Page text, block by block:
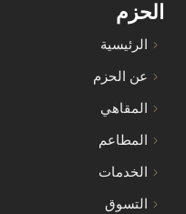
الحزم
الرئيسية
عن الحزم
المقاهي
المطاعم
الخدمات
التسوق